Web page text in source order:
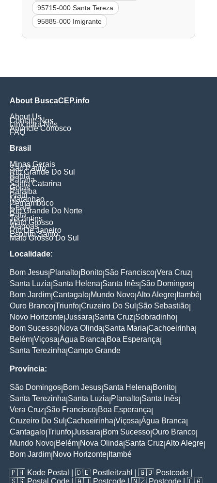
95715-000 Santa Tereza
95885-000 Imigrante
About BuscaCEP.info
About Us
Contate-Nos
Link para Nós
Anuncie Conosco
FAQ
Brasil
Minas Gerais
Sao Paulo
Rio Grande Do Sul
Bahia
Parana
Santa Catarina
Goias
Paraiba
Piaui
Maranhao
Pernambuco
Ceara
Rio Grande Do Norte
Para
Tocantins
Mato Grosso
Alagoas
Rio De Janeiro
Espirito Santo
Mato Grosso Do Sul
Localidade:
Bom Jesus Planalto Bonito São Francisco Vera Cruz
Santa Luzia Santa Helena Santa Inês São Domingos
Bom Jardim Cantagalo Mundo Novo Alto Alegre Itambé
Ouro Branco Triunfo Cruzeiro Do Sul São Sebastião
Novo Horizonte Jussara Santa Cruz Sobradinho
Bom Sucesso Nova Olinda Santa Maria Cachoeirinha
Belém Viçosa Água Branca Boa Esperança
Santa Terezinha Campo Grande
Província:
São Domingos Bom Jesus Santa Helena Bonito
Santa Terezinha Santa Luzia Planalto Santa Inês
Vera Cruz São Francisco Boa Esperança
Cruzeiro Do Sul Cachoeirinha Viçosa Água Branca
Cantagalo Triunfo Jussara Bom Sucesso Ouro Branco
Mundo Novo Belém Nova Olinda Santa Cruz Alto Alegre
Bom Jardim Novo Horizonte Itambé
🇵🇭 Kode Postal | 🇩🇪 Postleitzahl | 🇬🇧 Postcode
🇸🇬 Postal Code | 🇦🇺 Postcode | 🇳🇿 Postcode | 🇨🇦